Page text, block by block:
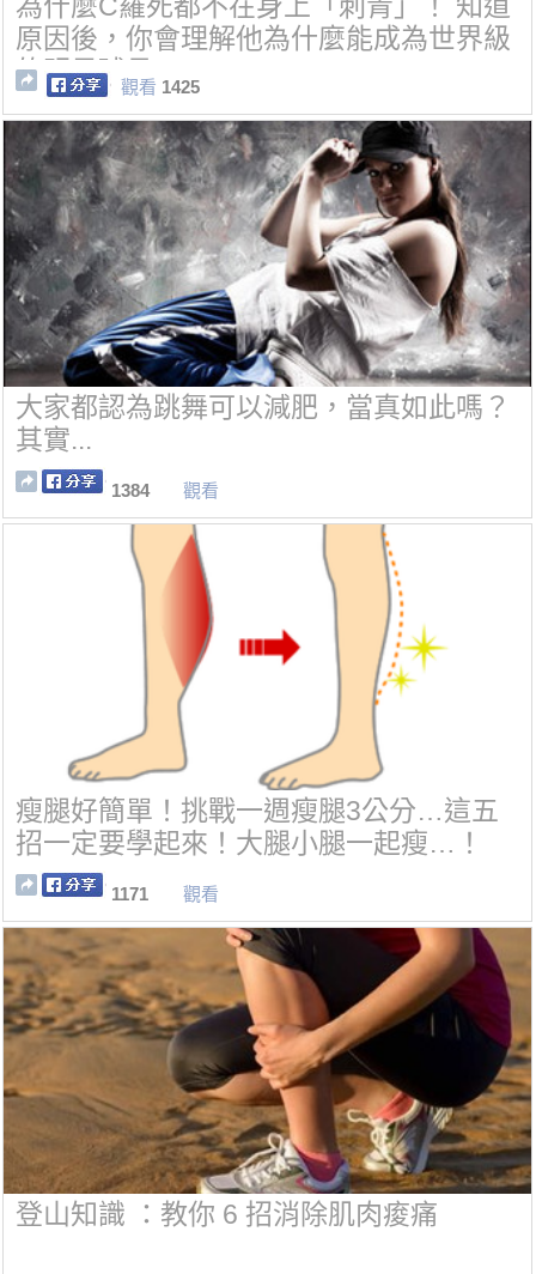
原因後，你會理解他為什麼能成為世界級
的明星球員~
觀看 1425
大家都認為跳舞可以減肥，當真如此嗎？
其實...
1384 觀看
瘦腿好簡單！挑戰一週瘦腿3公分…這五
招一定要學起來！大腿小腿一起瘦…！
1171 觀看
登山知識 ：教你 6 招消除肌肉痠痛